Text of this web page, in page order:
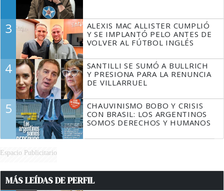
3
ALEXIS MAC ALLISTER CUMPLIÓ
Y SE IMPLANTÓ PELO ANTES DE
VOLVER AL FÚTBOL INGLÉS
4
SANTILLI SE SUMÓ A BULLRICH
Y PRESIONA PARA LA RENUNCIA
DE VILLARRUEL
5
CHAUVINISMO BOBO Y CRISIS
CON BRASIL: LOS ARGENTINOS
SOMOS DERECHOS Y HUMANOS
Espacio Publicitario
MÁS LEÍDAS DE PERFIL